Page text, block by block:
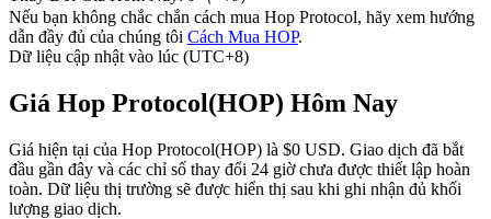
Futures sử dụng USDT làm tài sản thế chấp
Nếu bạn không chắc chắn cách mua Hop Protocol, hãy xem hướng
dẫn đầy đủ của chúng tôi Cách Mua HOP.
Dữ liệu cập nhật vào lúc (UTC+8)
Giá Hop Protocol(HOP) Hôm Nay
Giá hiện tại của Hop Protocol(HOP) là $0 USD. Giao dịch đã bắt
đầu gần đây và các chỉ số thay đổi 24 giờ chưa được thiết lập hoàn
toàn. Dữ liệu thị trường sẽ được hiển thị sau khi ghi nhận đủ khối
lượng giao dịch.